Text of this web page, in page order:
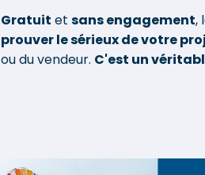
Gratuit et sans engagement,
prouver le sérieux de votre
ou du vendeur. C'est un